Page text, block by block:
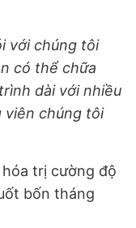
với chúng tôi
có thể chữa
dài với nhiều
viên chúng tôi
trị cường độ
bốn tháng